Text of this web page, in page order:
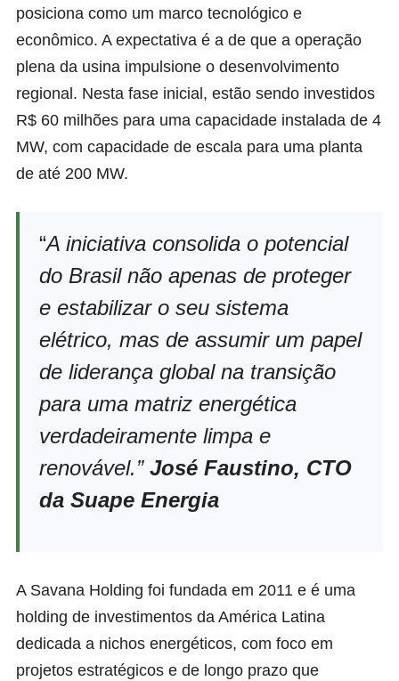
posiciona como um marco tecnológico e
econômico. A expectativa é a de que a operação
plena da usina impulsione o desenvolvimento
regional. Nesta fase inicial, estão sendo investidos
R$ 60 milhões para uma capacidade instalada de 4
MW, com capacidade de escala para uma planta
de até 200 MW.
“A iniciativa consolida o potencial
do Brasil não apenas de proteger
e estabilizar o seu sistema
elétrico, mas de assumir um papel
de liderança global na transição
para uma matriz energética
verdadeiramente limpa e
renovável.” José Faustino, CTO
da Suape Energia
A Savana Holding foi fundada em 2011 e é uma
holding de investimentos da América Latina
dedicada a nichos energéticos, com foco em
projetos estratégicos e de longo prazo que